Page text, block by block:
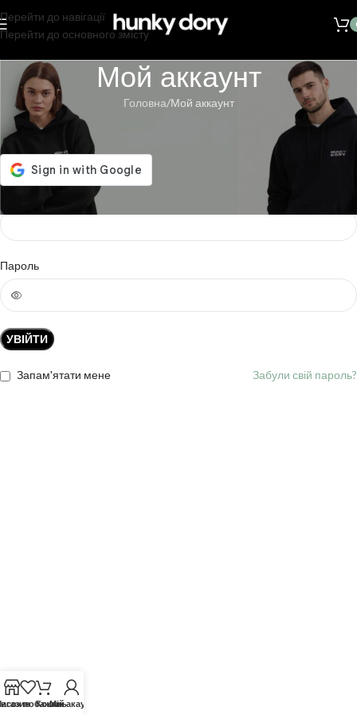
Перейти до навігації
Перейти до основного змісту
Мой аккаунт
Головна Мой аккаунт
Увійти
Логін чи e-mail адреса
Пароль
УВІЙТИ
Забули свій пароль?
Запам'ятати мене
побажань
КошикМій акаунт